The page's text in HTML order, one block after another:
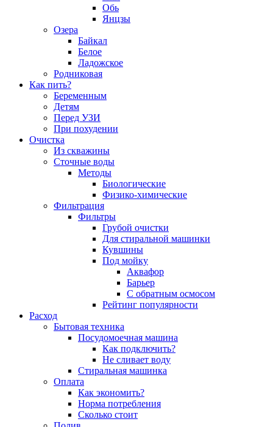
Обь
Янцзы
Озера
Байкал
Белое
Ладожское
Родниковая
Как пить?
Беременным
Детям
Перед УЗИ
При похудении
Очистка
Из скважины
Сточные воды
Методы
Биологические
Физико-химические
Фильтрация
Фильтры
Грубой очистки
Для стиральной машинки
Кувшины
Под мойку
Аквафор
Барьер
С обратным осмосом
Рейтинг популярности
Расход
Бытовая техника
Посудомоечная машина
Как подключить?
Не сливает воду
Стиральная машинка
Оплата
Как экономить?
Норма потребления
Сколько стоит